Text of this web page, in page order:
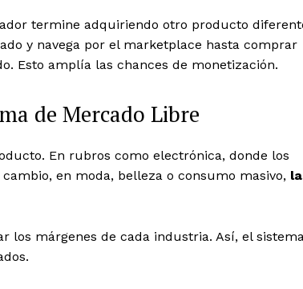
termine adquiriendo otro producto
y navega por el marketplace hasta comprar
Esto amplía las chances de monetización.
de Mercado Libre
En rubros como electrónica, donde los
en moda, belleza o consumo masivo,
los márgenes de cada industria. Así, el